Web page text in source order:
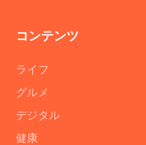
コンテンツ
ライフ
グルメ
デジタル
健康